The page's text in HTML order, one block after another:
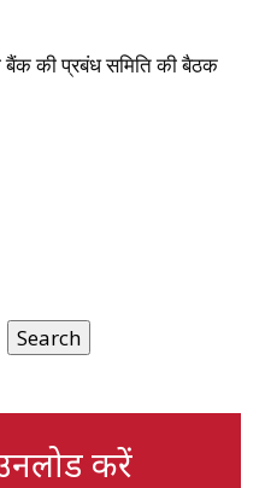
बैंक की प्रबंध समिति की बैठक
Search
करें